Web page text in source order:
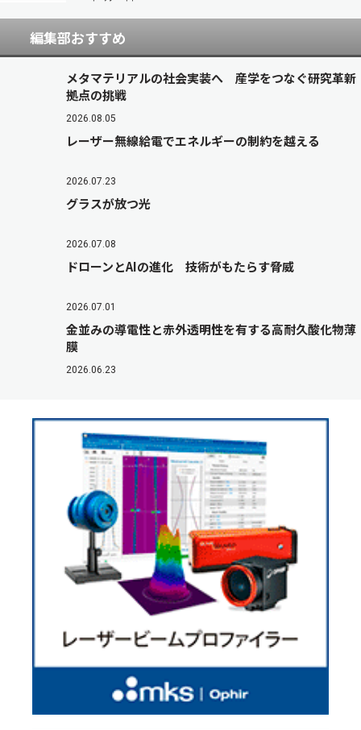
編集部おすすめ
メタマテリアルの社会実装へ 産学をつなぐ研究革新
拠点の挑戦
2026.08.05
レーザー無線給電でエネルギーの制約を越える
2026.07.23
グラスが放つ光
2026.07.08
ドローンとAIの進化 技術がもたらす脅威
2026.07.01
金並みの導電性と赤外透明性を有する高耐久酸化物薄
膜
2026.06.23